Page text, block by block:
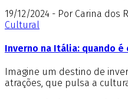
19/12/2024 - Por Carina dos
Cultural
Inverno na Itália: quando
Imagine um destino de
atrações, que pulsa a